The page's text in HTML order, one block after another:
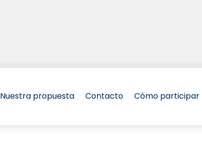
Nuestra propuesta Contacto Cómo participar